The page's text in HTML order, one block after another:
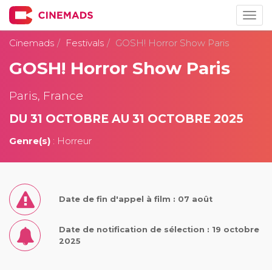
Cinemads
Festivals GOSH! Horror Show Paris
GOSH! Horror Show Paris
Paris, France
DU 31 OCTOBRE AU 31 OCTOBRE 2025
Genre(s) : Horreur
Date de fin d'appel à film : 07 août
Date de notification de sélection : 19 octobre
2025